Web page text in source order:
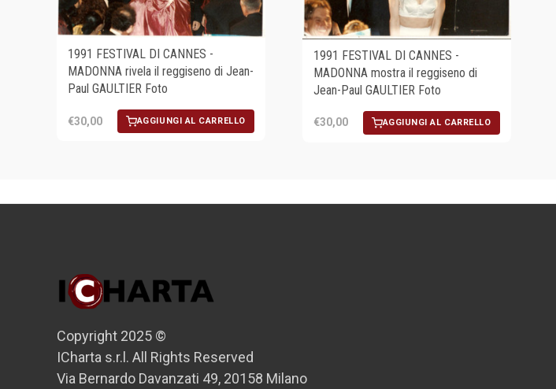
1991 FESTIVAL DI CANNES -
MADONNA rivela il reggiseno di Jean-
Paul GAULTIER Foto
€30,00 AGGIUNGI AL CARRELLO
1991 FESTIVAL DI CANNES -
MADONNA mostra il reggiseno di
Jean-Paul GAULTIER Foto
€30,00 AGGIUNGI AL CARRELLO
Copyright 2025 ©
ICharta s.r.l. All Rights Reserved
Via Bernardo Davanzati 49, 20158 Milano